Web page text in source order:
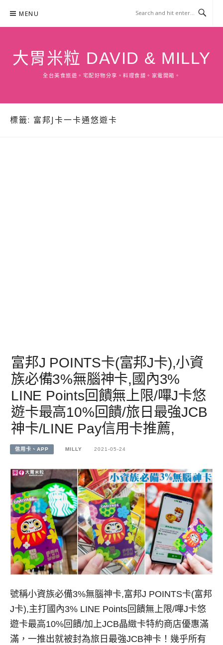
content
MENU
大胃米粒 DAVID & MILLY
全台美食旅遊。宅配好物分享。料理食譜。家電開箱。
標籤: 富邦J卡一卡通悠遊卡
富邦J POINTS卡(富邦J卡),小資
族必備3%無腦神卡,國內3%
LINE Points回饋無上限/嗶J卡悠
遊卡最高10%回饋/旅日最強JCB
神卡/LINE Pay信用卡推薦,
信用卡、APP MILLY 2021-05-24
號稱小資族必備3%無腦神卡,富邦J POINTS卡(富邦
J卡),主打國內3% LINE Points回饋無上限/嗶J卡悠
遊卡最高10%回饋/加上JCB晶緻卡特約商店優惠滿
滿，一推出就被封為旅日最強JCB神卡！幾乎所有